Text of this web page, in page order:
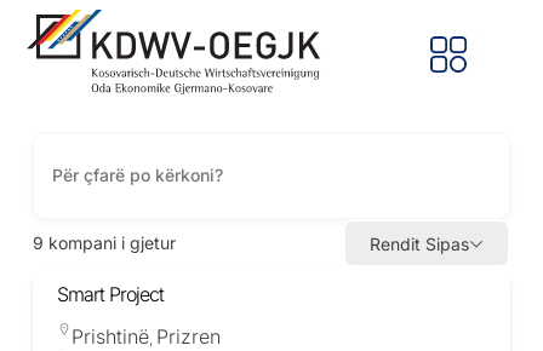
9 kompani i gjetur Rendit Sipas
Smart Project
Prishtinë, Prizren